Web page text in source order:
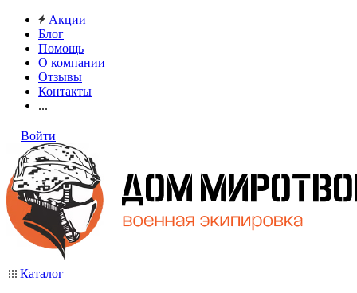
Акции
Блог
Помощь
О компании
Отзывы
Контакты
...
Войти
Каталог